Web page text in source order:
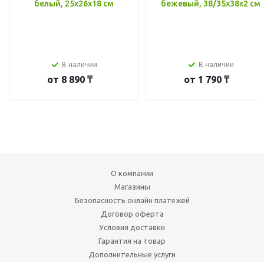
белый, 25x26x18 см
В наличии
от 8 890 ₸
бежевый, 38/35x38x2 см
В наличии
от 1 790 ₸
О компании
Магазины
Безопасность онлайн платежей
Договор оферта
Условия доставки
Гарантия на товар
Дополнительные услуги